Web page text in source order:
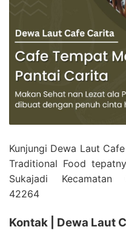
Kunjungi Dewa Laut
Traditional Food
Sukajadi Kecamatan
42264
Kontak | Dewa Laut